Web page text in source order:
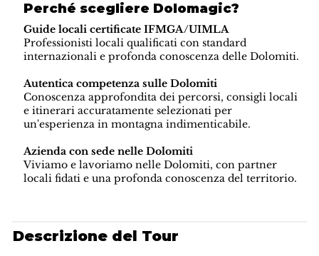
Perché scegliere Dolomagic?
Guide locali certificate IFMGA/UIMLA
Professionisti locali qualificati con standard
internazionali e profonda conoscenza delle Dolomiti.
Autentica competenza sulle Dolomiti
Conoscenza approfondita dei percorsi, consigli locali
e itinerari accuratamente selezionati per
un'esperienza in montagna indimenticabile.
Azienda con sede nelle Dolomiti
Viviamo e lavoriamo nelle Dolomiti, con partner
locali fidati e una profonda conoscenza del territorio.
Descrizione del Tour